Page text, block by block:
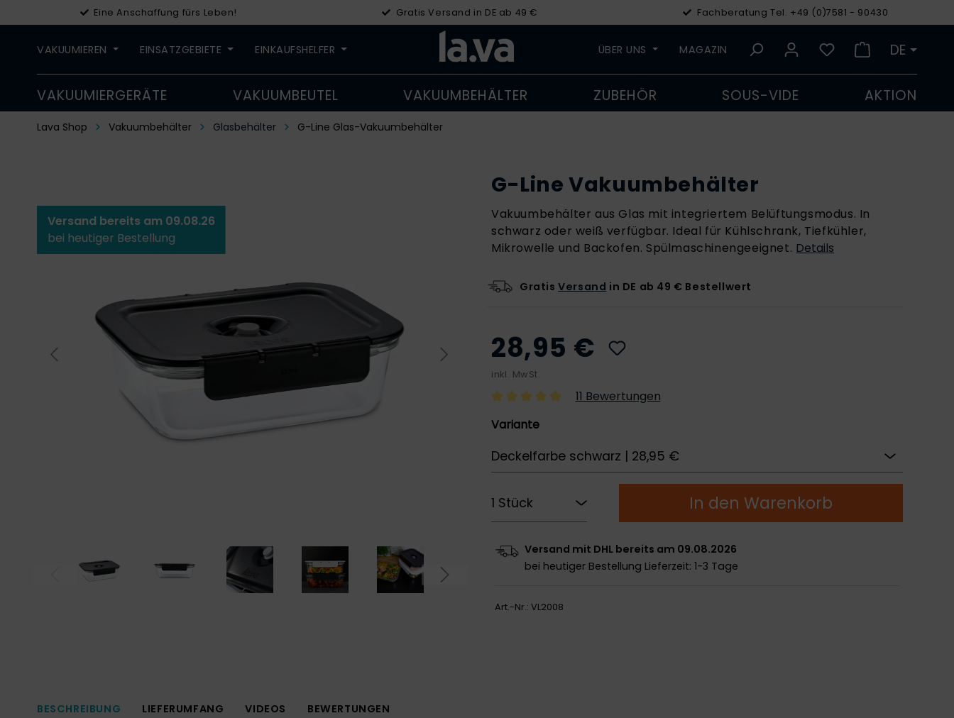
Eine Anschaffung fürs Leben! Gratis Versand in DE ab 49 € Fachberatung Tel. +49 (0)7581 - 90430
€
VAKUUMIEREN EINSATZGEBIETE EINKAUFSHELFER ÜBER UNS MAGAZIN DE
VAKUUMIERGERÄTE VAKUUMBEUTEL VAKUUMBEHÄLTER ZUBEHÖR SOUS-VIDE AKTION
Lava Shop Vakuumbehälter Glasbehälter G-Line Glas-Vakuumbehälter
Versand bereits am 09.08.26
bei heutiger Bestellung
G-Line Vakuumbehälter
Vakuumbehälter aus Glas mit integriertem Belüftungsmodus. In
schwarz oder weiß verfügbar. Ideal für Kühlschrank, Tiefkühler,
Mikrowelle und Backofen. Spülmaschinengeeignet. Details
GratisVersand in DE ab 49 € Bestellwert
28,95 €
inkl. MwSt.
11 Bewertungen
Variante
In den Warenkorb
Versand mit DHL bereits am 09.08.2026
bei heutiger Bestellung Lieferzeit: 1-3 Tage
Art.-Nr.: VL2008
BESCHREIBUNG LIEFERUMFANG VIDEOS BEWERTUNGEN